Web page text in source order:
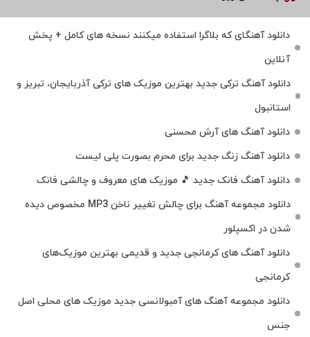
دانلود آهنگای که بلاگرا استفاده میکنند نسخه های کامل + پخش
آنلاین
دانلود آهنگ ترکی جدید بهترین موزیک‌ های ترکی آذربایجان، تبریز و
استانبول
دانلود آهنگ های آرش محسنی
دانلود آهنگ زنگ جدید برای محرم بصورت پلی لیست
دانلود آهنگ فانک جدید 🎵 موزیک‌ های معروف و چالشی فانک
دانلود مجموعه آهنگ برای چالش تغییر ناخن MP3 مخصوص دیده
شدن در اکسپلور
دانلود آهنگ‌ های کرمانجی جدید و قدیمی بهترین موزیک‌های
کرمانجی
دانلود مجموعه آهنگ های آمبولانسی جدید موزیک های محلی اصل
جنس